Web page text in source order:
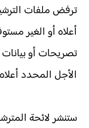
ترفض ملفات
أعلاه أو الغير
تصريحات أو
الأجل المحدد
ستنشر لائحة